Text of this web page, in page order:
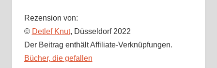
Rezension von:
© Detlef Knut, Düsseldorf 2022
Der Beitrag enthält Affiliate-Verknüpfungen.
Bücher, die gefallen